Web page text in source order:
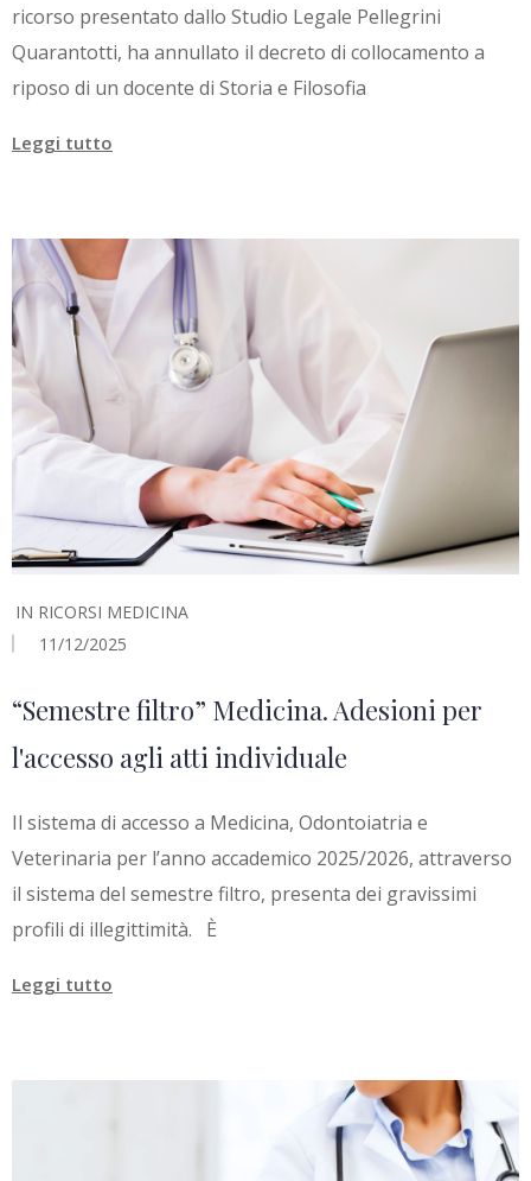
ricorso presentato dallo Studio Legale Pellegrini
Quarantotti, ha annullato il decreto di collocamento a
riposo di un docente di Storia e Filosofia
Leggi tutto
IN RICORSI MEDICINA
11/12/2025
“Semestre filtro” Medicina. Adesioni per
l'accesso agli atti individuale
Il sistema di accesso a Medicina, Odontoiatria e
Veterinaria per l’anno accademico 2025/2026, attraverso
il sistema del semestre filtro, presenta dei gravissimi
profili di illegittimità. È
Leggi tutto